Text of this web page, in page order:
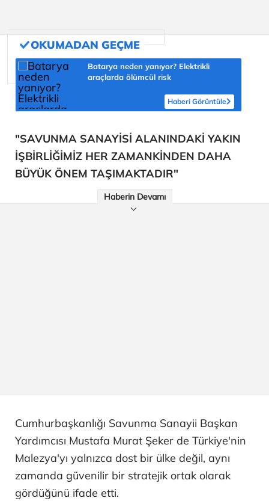
Batarya neden yanıyor? Elektrikli
araçlarda ölümcül risk
Haberi Görüntüle
"SAVUNMA SANAYİSİ ALANINDAKİ YAKIN
İŞBİRLİĞİMİZ HER ZAMANKİNDEN DAHA
BÜYÜK ÖNEM TAŞIMAKTADIR"
Haberin Devamı
Cumhurbaşkanlığı Savunma Sanayii Başkan
Yardımcısı Mustafa Murat Şeker de Türkiye'nin
Malezya'yı yalnızca dost bir ülke değil, aynı
zamanda güvenilir bir stratejik ortak olarak
gördüğünü ifade etti.